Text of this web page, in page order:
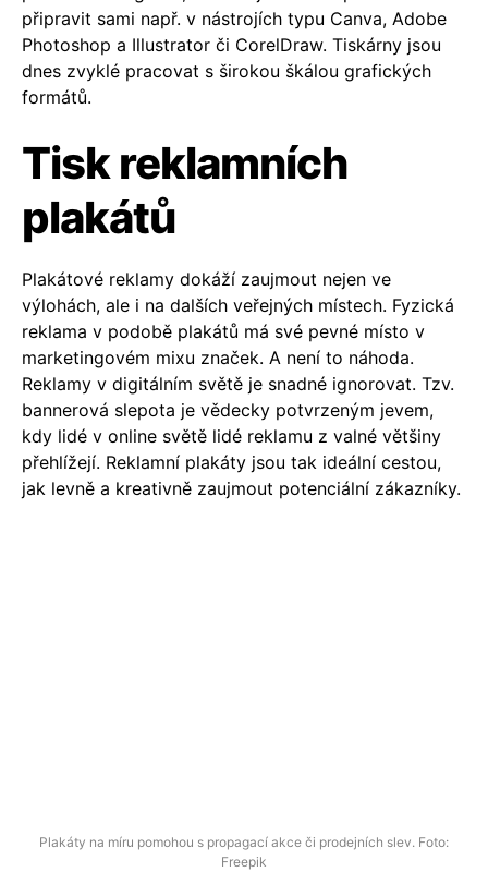
připravit sami např. v nástrojích typu Canva, Adobe
Photoshop a Illustrator či CorelDraw. Tiskárny jsou
dnes zvyklé pracovat s širokou škálou grafických
formátů.
Tisk reklamních
plakátů
Plakátové reklamy dokáží zaujmout nejen ve
výlohách, ale i na dalších veřejných místech. Fyzická
reklama v podobě plakátů má své pevné místo v
marketingovém mixu značek. A není to náhoda.
Reklamy v digitálním světě je snadné ignorovat. Tzv.
bannerová slepota je vědecky potvrzeným jevem,
kdy lidé v online světě lidé reklamu z valné většiny
přehlížejí. Reklamní plakáty jsou tak ideální cestou,
jak levně a kreativně zaujmout potenciální zákazníky.
Plakáty na míru pomohou s propagací akce či prodejních slev. Foto:
Freepik